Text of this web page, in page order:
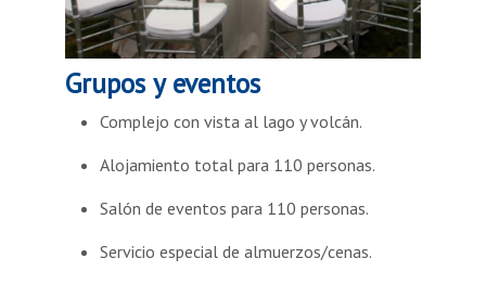
Grupos y eventos
Complejo con vista al lago y volcán.
Alojamiento total para 110 personas.
Salón de eventos para 110 personas.
Servicio especial de almuerzos/cenas.